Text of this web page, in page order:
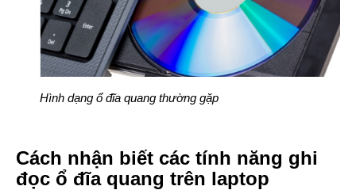
Hình dạng ổ đĩa quang thường gặp
Cách nhận biết các tính năng ghi
đọc ổ đĩa quang trên laptop